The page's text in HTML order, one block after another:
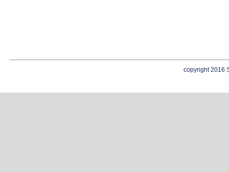
copyright 2016